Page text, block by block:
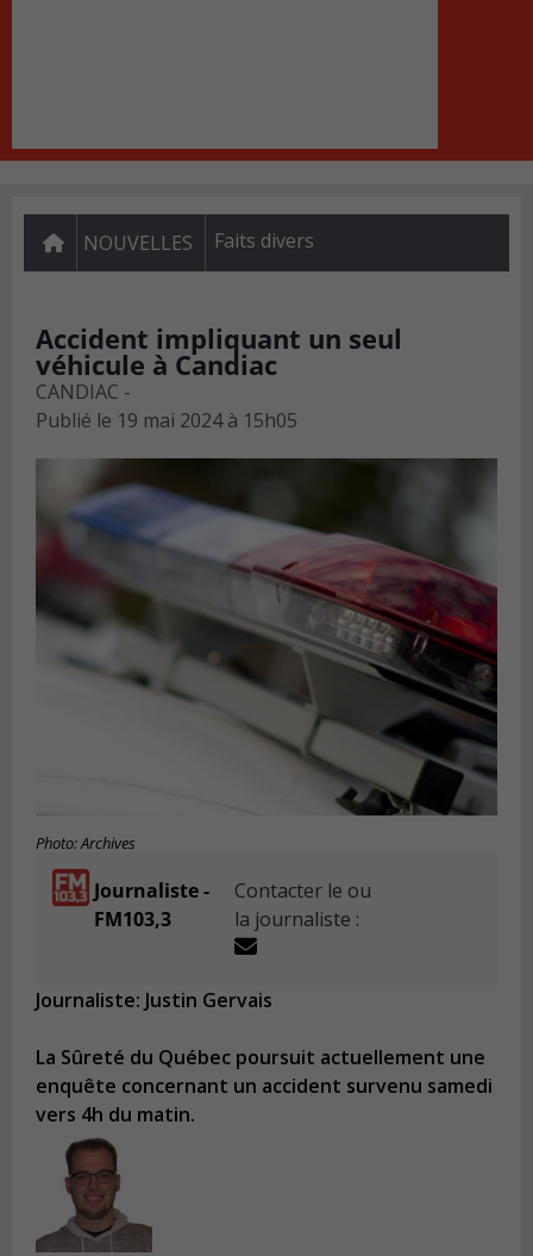
NOUVELLES Faits divers
Accident impliquant un seul
véhicule à Candiac
CANDIAC -
Publié le 19 mai 2024 à 15h05
Photo: Archives
Journaliste -
FM103,3
Contacter le ou
la journaliste :
Journaliste: Justin Gervais
La Sûreté du Québec poursuit actuellement une
enquête concernant un accident survenu samedi
vers 4h du matin.